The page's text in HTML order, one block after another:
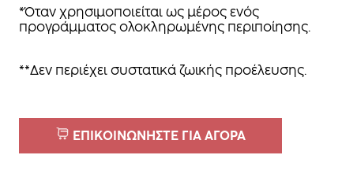
*Όταν χρησιμοποιείται ως μέρος ενός
προγράμματος ολοκληρωμένης περιποίησης.
**Δεν περιέχει συστατικά ζωικής προέλευσης.
ΕΠΙΚΟΙΝΩΝΗΣΤΕ ΓΙΑ ΑΓΟΡΑ